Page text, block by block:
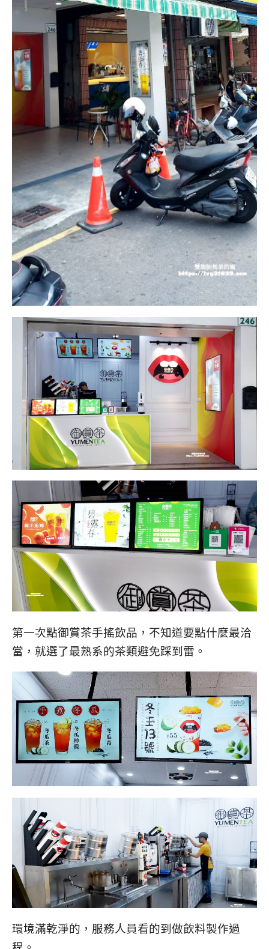
第一次點御賞茶手搖飲品，不知道要點什麼最洽
當，就選了最熟系的茶類避免踩到雷。
環境滿乾淨的，服務人員看的到做飲料製作過